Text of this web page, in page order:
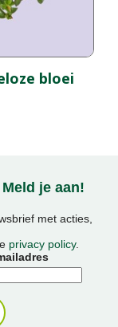
bloei
je aan!
met acties,
privacy policy.